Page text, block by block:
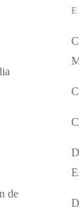
de